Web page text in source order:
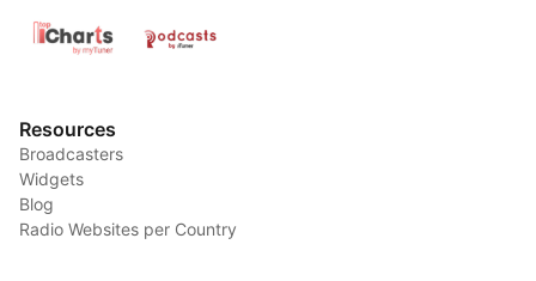
Resources
Broadcasters
Widgets
Blog
Radio Websites per Country